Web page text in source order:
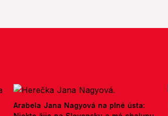
Arabela Jana Nagyová na plné ústa: